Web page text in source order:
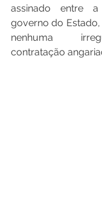
assinado entre
governo do
nenhuma
contratação